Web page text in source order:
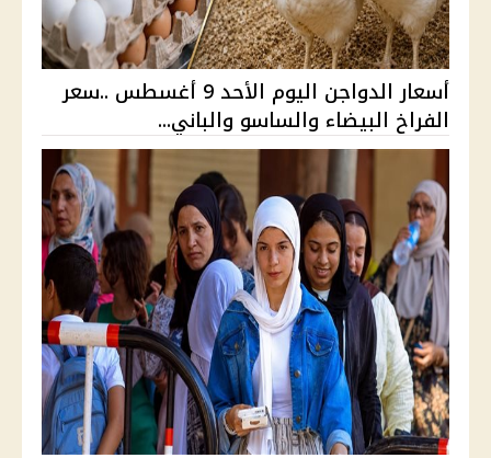
أسعار الدواجن اليوم الأحد 9 أغسطس ..سعر
الفراخ البيضاء والساسو والباني...